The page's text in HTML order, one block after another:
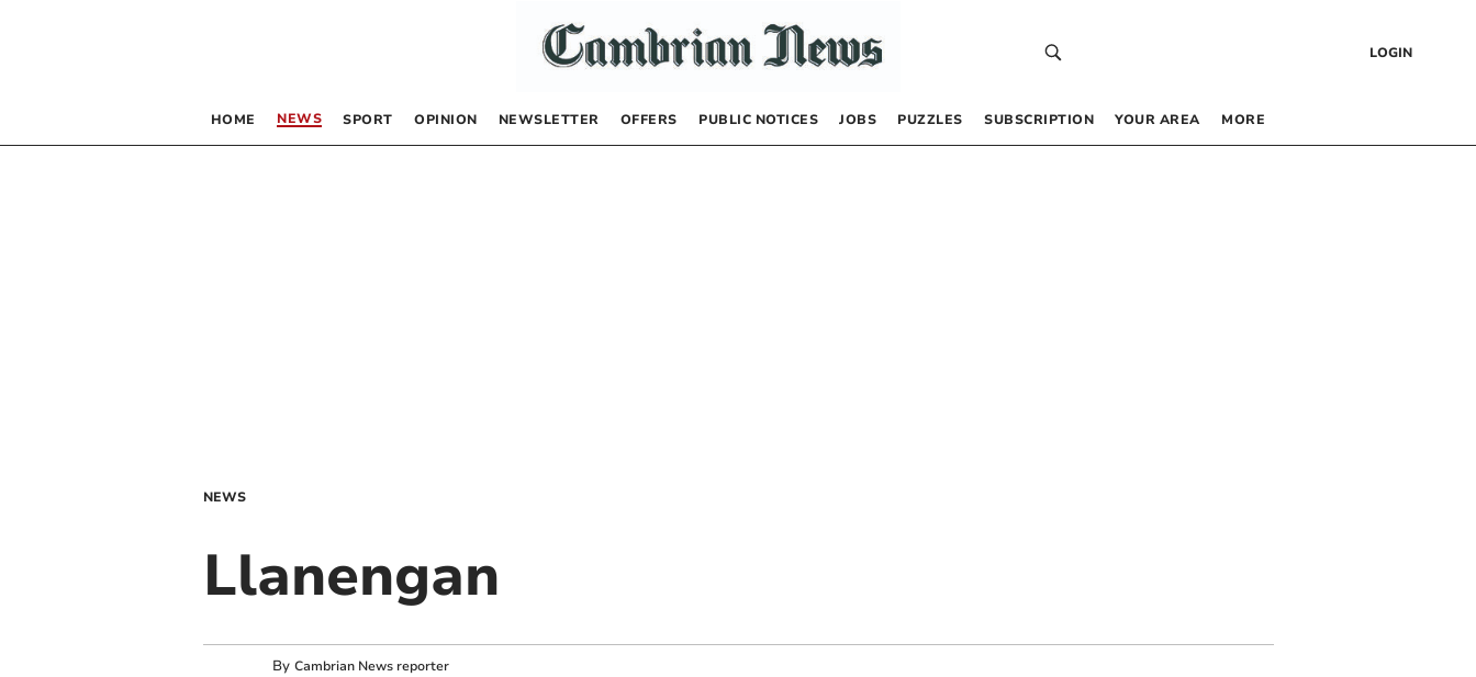
LOGIN
HOME NEWS SPORT OPINION NEWSLETTER OFFERS PUBLIC NOTICES JOBS PUZZLES SUBSCRIPTION YOUR AREA MORE
NEWS
Llanengan
By Cambrian News reporter